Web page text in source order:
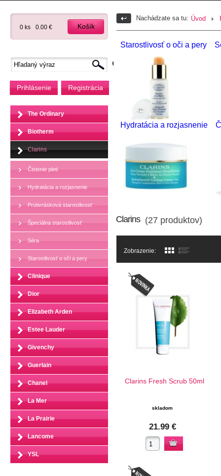
0 ks 0.00 € Košík
Prihlásenie Registrácia
The Ordinary
Biotherm
Clarins
Čistenie pleti
Hydratácia a rozjasnenie
Protivrásková starostlivosť
Špeciálna starostlivosť
Séra
Starostlivosť o oči a pery
Clinique
Dior
Elizabeth Arden
Estee Lauder
Givenchy
Guerlain
Chanel
La Mer
La Prairie
Lancome
YSL
Nachádzate sa tu: Úvod
Starostlivosť o oči a pery
Hydratácia a rozjasnenie
Clarins(27 produktov)
Zobrazenie:
Clarins Fresh Scrub 50ml
skladom
21.99 €